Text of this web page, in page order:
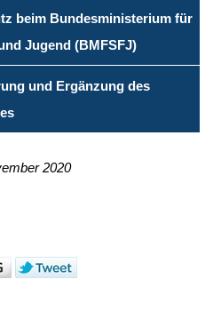
beim Bundesministerium für
Jugend (BMFSFJ)
und Ergänzung des
2020